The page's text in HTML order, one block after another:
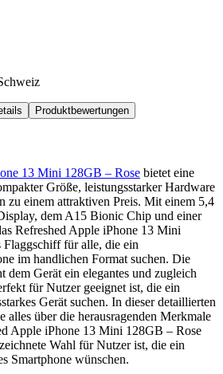
Produktbewertungen
13 Mini 128GB – Rose bietet eine
Größe, leistungsstarker Hardware
zu einem attraktiven Preis. Mit einem 5,4
dem A15 Bionic Chip und einer
Refreshed Apple iPhone 13 Mini
Flaggschiff für alle, die ein
im handlichen Format suchen. Die
dem Gerät ein elegantes und zugleich
für Nutzer geeignet ist, die ein
Gerät suchen. In dieser detaillierten
alles über die herausragenden Merkmale
Apple iPhone 13 Mini 128GB – Rose
Wahl für Nutzer ist, die ein
Smartphone wünschen.